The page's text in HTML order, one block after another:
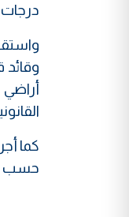
أراضي
كما
حسب